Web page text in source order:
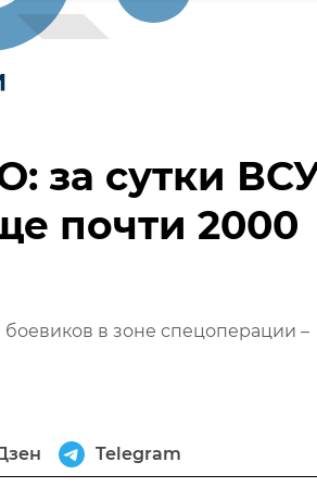
за сутки
почти 2000
боевиков в зоне спецоперации –
Telegram